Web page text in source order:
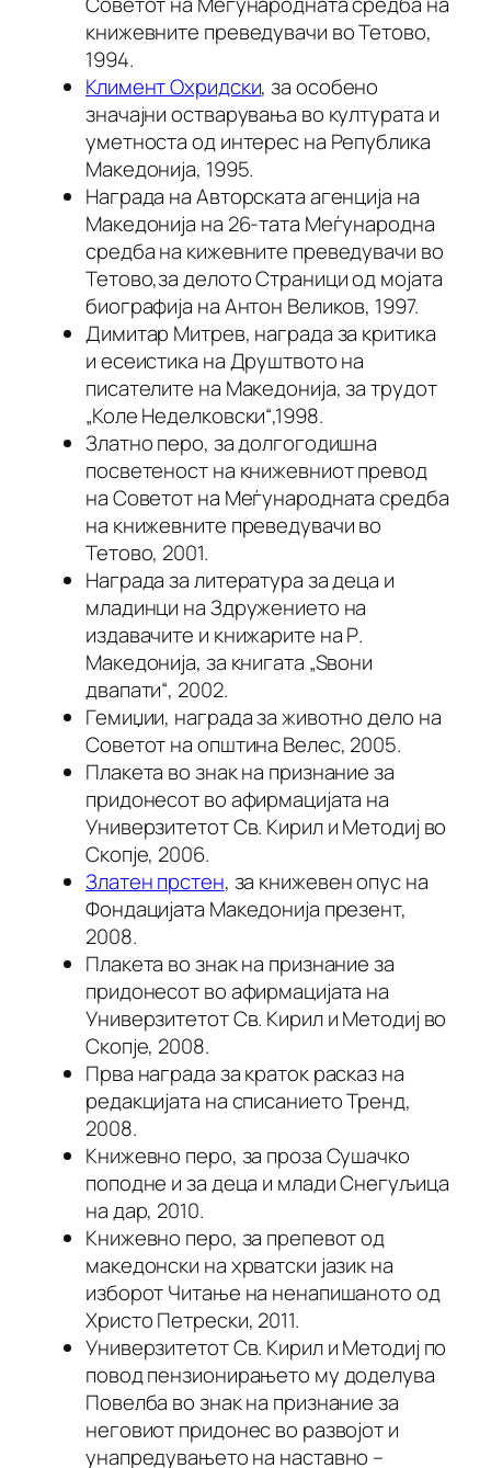
книжевните преведувачи во Тетово,
1994.
Климент Охридски, за особено
значајни остварувања во културата и
уметноста од интерес на Република
Македонија, 1995.
Награда на Авторската агенција на
Македонија на 26-тата Меѓународна
средба на кижевните преведувачи во
Тетово,за делото Страници од мојата
биографија на Антон Великов, 1997.
Димитар Митрев, награда за критика
и есеистика на Друштвото на
писателите на Македонија, за трудот
„Коле Неделковски“,1998.
Златно перо, за долгогодишна
посветеност на книжевниот превод
на Советот на Меѓународната средба
на книжевните преведувачи во
Тетово, 2001.
Награда за литература за деца и
младинци на Здружението на
издавачите и книжарите на Р.
Македонија, за книгата „Ѕвони
двапати“, 2002.
Гемиџии, награда за животно дело на
Советот на општина Велес, 2005.
Плакета во знак на признание за
придонесот во афирмацијата на
Универзитетот Св. Кирил и Методиј во
Скопје, 2006.
Златен прстен, за книжевен опус на
Фондацијата Македонија презент,
2008.
Плакета во знак на признание за
придонесот во афирмацијата на
Универзитетот Св. Кирил и Методиј во
Скопје, 2008.
Прва награда за краток расказ на
редакцијата на списанието Тренд,
2008.
Книжевно перо, за проза Сушачко
поподне и за деца и млади Снегуљица
на дар, 2010.
Книжевно перо, за препевот од
македонски на хрватски јазик на
изборот Читање на ненапишаното од
Христо Петрески, 2011.
Универзитетот Св. Кирил и Методиј по
повод пензионирањето му доделува
Повелба во знак на признание за
неговиот придонес во развојот и
унапредувањето на наставно –